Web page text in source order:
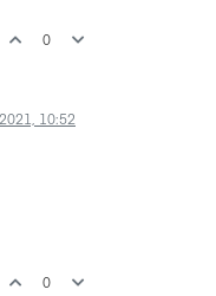
0
10:52
0